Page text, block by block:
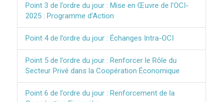
Point 3 de l’ordre du jour : Mise en Œuvre de l’OCI-
2025 : Programme d’Action
Point 4 de l’ordre du jour : Échanges Intra-OCI
Point 5 de l’ordre du jour : Renforcer le Rôle du
Secteur Privé dans la Coopération Économique
Point 6 de l’ordre du jour : Renforcement de la